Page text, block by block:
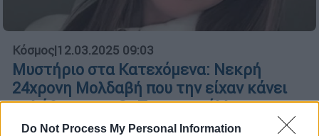
Do Not Process My Personal Information
Κόσμος|12.03.2025 09:03
Μυστήριο στα Κατεχόμενα: Νεκρή
24χρονη Μολδαβή που την είχαν κάνει
σκλάβα του σεξ - Τι καταγγέλλουν
ανθρωπιστικές οργανώσεις